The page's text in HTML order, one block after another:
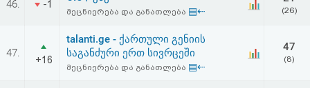
სალიცენზიო
46. -1
მეცნიერება და განათლება ▤⇠ (26)
47.
+16
talanti.ge - ქართული გენიის
საგანძური ერთ სივრცეში
მეცნიერება და განათლება ▤⇠
47
(8)